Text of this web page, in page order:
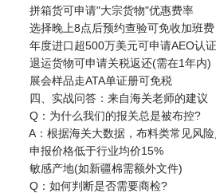
拼箱货可申请"大宗货物"优惠费率
选择晚上8点后预约查验可免收加班费
年度进口超500万美元可申请AEO认证
退运货物可申请关税返还(需在1年内)
展会样品走ATA单证册可免税
四、实战问答：来自海关老师的建议
Q：为什么我们的报关总是被布控?
A：根据海关大数据，布料类常见风险
申报价格低于行业均价15%
敏感产地(如新疆棉需额外文件)
Q：如何判断是否需要商检?